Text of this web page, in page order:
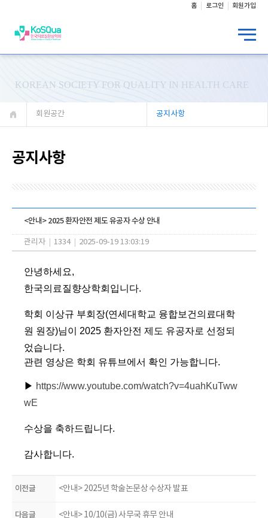
홈 로그인 회원가입
KOREAN SOCIETY FOR QUALITY IN HEALTH CARE
회원공간 공지사항
공지사항
<안내> 2025 환자안전 제도 유공자 수상 안내
관리자 1334 2025-09-19 13:03:19
안녕하세요,
한국의료질향상학회입니다.
학회 이상규 부회장(연세대학교 융합보건의료대학
원 원장)님이 2025 환자안전 제도 유공자로 선정되
었습니다.
관련 영상은 학회 유튜브에서 확인 가능합니다.
▶ https://www.youtube.com/watch?v=4uahKuTww
wE
수상을 축하드립니다.
감사합니다.
이전글 <안내> 2025년 학술논문상 수상자 발표
다음글 <안내> 10/10(금) 사무국 휴무 안내